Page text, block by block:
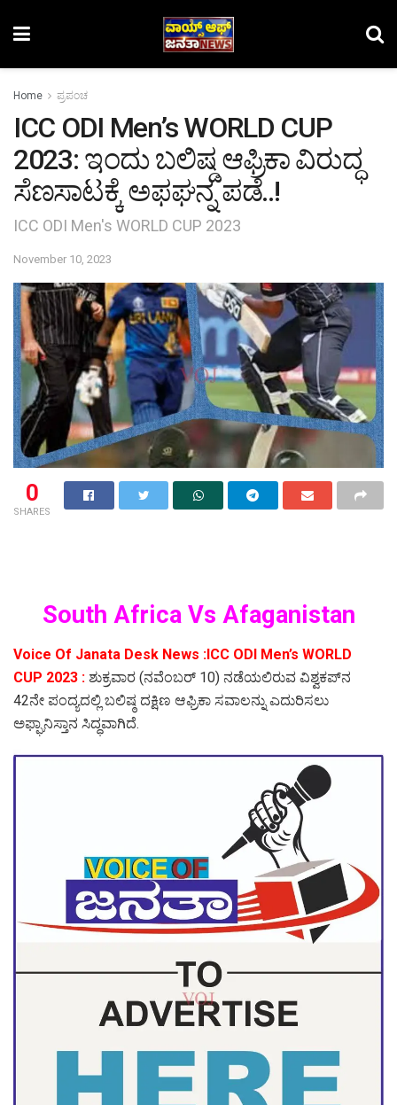
Home ಪ್ರಪಂಚ
ICC ODI Men’s WORLD CUP
2023: ಇಂದು ಬಲಿಷ್ಡ ಆಫ್ರಿಕಾ ವಿರುದ್ಧ
ಸೆಣಸಾಟಕ್ಕೆ ಅಫಘನ್ನ ಪಡೆ..!
ICC ODI Men's WORLD CUP 2023
November 10, 2023
0
SHARES
South Africa Vs Afaganistan
Voice Of Janata Desk News :ICC ODI Men’s WORLD
CUP 2023 : ಶುಕ್ರವಾರ (ನವೆಂಬರ್ 10) ನಡೆಯಲಿರುವ ವಿಶ್ವಕಪ್‌ನ
42ನೇ ಪಂದ್ಯದಲ್ಲಿ ಬಲಿಷ್ಠ ದಕ್ಷಿಣ ಆಫ್ರಿಕಾ ಸವಾಲನ್ನು ಎದುರಿಸಲು
ಅಫ್ಘಾನಿಸ್ತಾನ ಸಿದ್ಧವಾಗಿದೆ.